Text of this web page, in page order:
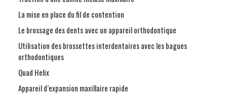
La mise en place du fil de contention
Le brossage des dents avec un appareil orthodontique
Utilisation des brossettes interdentaires avec les bagues
orthodontiques
Quad Helix
Appareil d’expansion maxillaire rapide